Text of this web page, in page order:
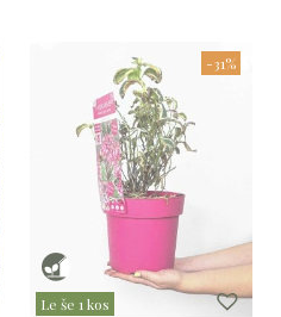
Le še 1 kos
-31%